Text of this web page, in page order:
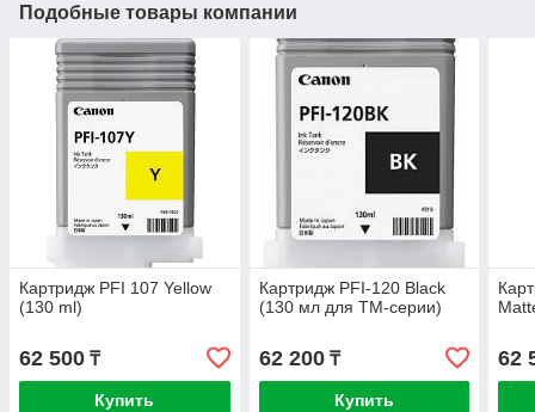
Подобные товары компании
Картридж PFI 107 Yellow
(130 ml)
62 500 ₸
Купить
Картридж PFI-120 Black
(130 мл для ТМ-серии)
62 200₸
Купить
62